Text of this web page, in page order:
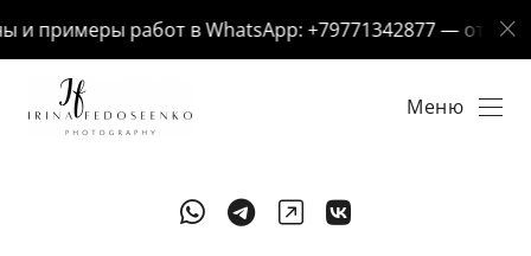
примеры работ в WhatsApp: +79771342877 — отвечу
Меню